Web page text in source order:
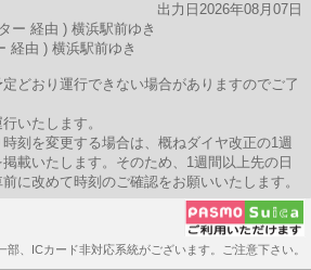
出力日2026年08月07日
ー 経由 ) 横浜駅前ゆき
経由 ) 横浜駅前ゆき
どおり運行できない場合がありますのでご了
いたします。
刻を変更する場合は、概ねダイヤ改正の1週
載いたします。そのため、1週間以上先の日
に改めて時刻のご確認をお願いいたします。
部、ICカード非対応系統がございます。ご注意下さい。